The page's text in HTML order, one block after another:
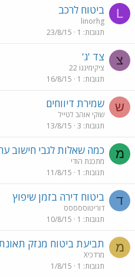
L ביטוח לרכב
linorhg
תגובות 1
23/8/15
צ צד 'ג'
ציקימינגו 22
תגובות 1
16/8/15
ש שמירת דיווחים
שוקי אוהב לטייל
תגובות 3
13/8/15
מ כמה שאלות לגבי חישוב
מתכנת הודי
תגובות 1
11/8/15
ד ביטוח דירה בזמן שיפוץ
דוריטוססססס
תגובות 1
10/8/15
מ תביעת ביטוח מנזק
מרדכיX
תגובות 1
1/8/15